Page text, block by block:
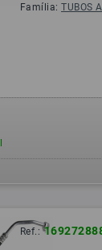
Família:TUBOS
Ref.: